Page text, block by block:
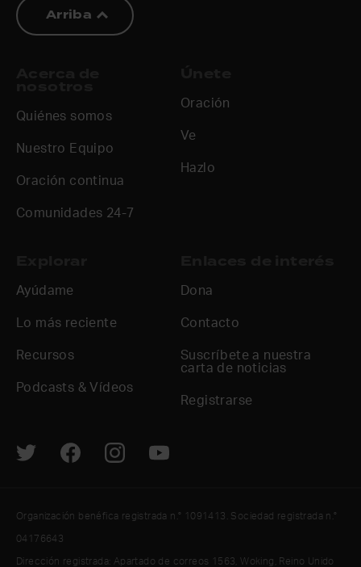
Arriba
Quiénes somos
Nuestro Equipo
Oración continua
Comunidades 24-7
Oración
Ve
Hazlo
Ayúdame
Lo más reciente
Recursos
Podcasts & Vídeos
Dona
Contacto
Suscríbete a nuestra
carta de noticias
Registrarse
Organización benéfica registrada n.° 1091413. Sociedad registrada n.°
04176643
Dirección registrada: Apartado de correos 1563, Woking, Reino Unido